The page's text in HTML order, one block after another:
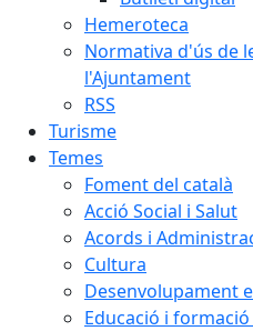
Hemeroteca
Normativa d'ús de
l'Ajuntament
RSS
Turisme
Temes
Foment del català
Acció Social i Salut
Acords i
Cultura
Desenvolupament
Educació i